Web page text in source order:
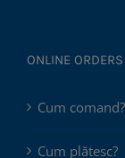
ONLINE ORDERS
Cum comand?
Cum plătesc?